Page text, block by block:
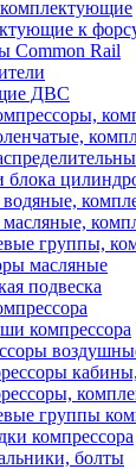
к
Common Rail
ДВС
блока
группы,
масляные
подвеска
компрессора
группы
компрессора
болты